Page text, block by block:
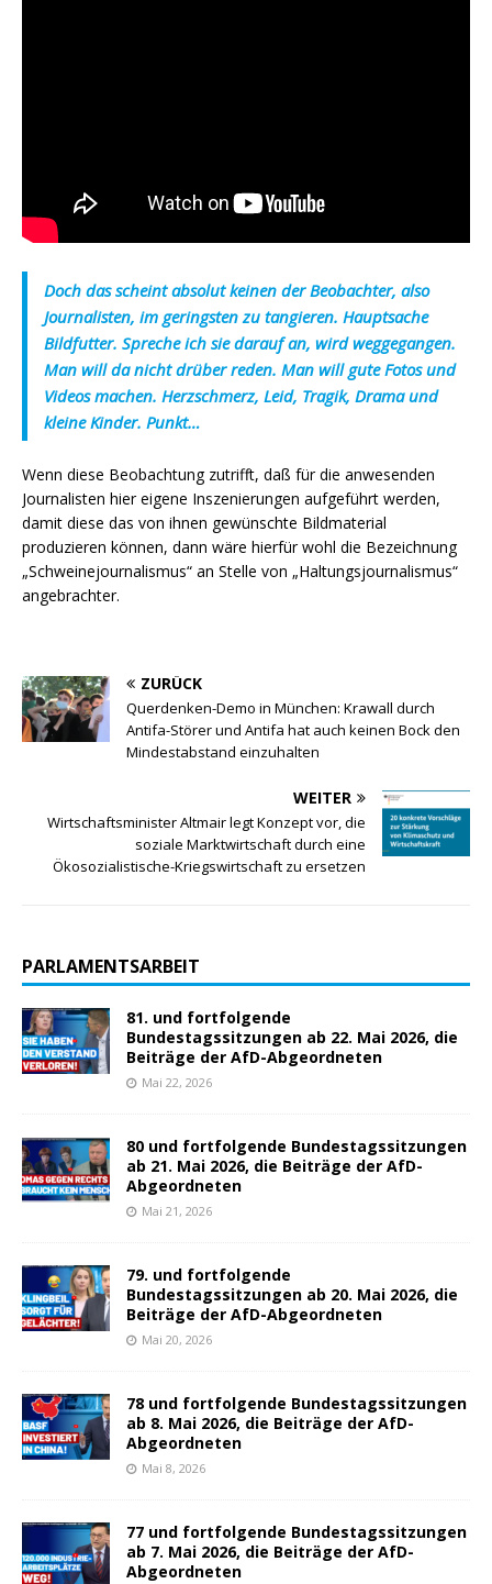
Doch das scheint absolut keinen der Beobachter, also
Journalisten, im geringsten zu tangieren. Hauptsache
Bildfutter. Spreche ich sie darauf an, wird weggegangen.
Man will da nicht drüber reden. Man will gute Fotos und
Videos machen. Herzschmerz, Leid, Tragik, Drama und
kleine Kinder. Punkt…
Wenn diese Beobachtung zutrifft, daß für die anwesenden
Journalisten hier eigene Inszenierungen aufgeführt werden,
damit diese das von ihnen gewünschte Bildmaterial
produzieren können, dann wäre hierfür wohl die Bezeichnung
„Schweinejournalismus“ an Stelle von „Haltungsjournalismus“
angebrachter.
ZURÜCK
Querdenken-Demo in München: Krawall durch
Antifa-Störer und Antifa hat auch keinen Bock den
Mindestabstand einzuhalten
WEITER
Wirtschaftsminister Altmair legt Konzept vor, die
soziale Marktwirtschaft durch eine
Ökosozialistische-Kriegswirtschaft zu ersetzen
PARLAMENTSARBEIT
81. und fortfolgende
Bundestagssitzungen ab 22. Mai 2026, die
Beiträge der AfD-Abgeordneten
Mai 22, 2026
80 und fortfolgende Bundestagssitzungen
ab 21. Mai 2026, die Beiträge der AfD-
Abgeordneten
Mai 21, 2026
79. und fortfolgende
Bundestagssitzungen ab 20. Mai 2026, die
Beiträge der AfD-Abgeordneten
Mai 20, 2026
78 und fortfolgende Bundestagssitzungen
ab 8. Mai 2026, die Beiträge der AfD-
Abgeordneten
Mai 8, 2026
77 und fortfolgende Bundestagssitzungen
ab 7. Mai 2026, die Beiträge der AfD-
Abgeordneten